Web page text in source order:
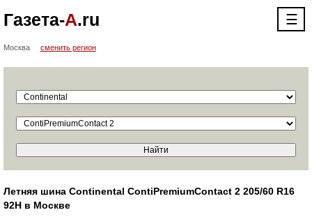
Газета-А.ru ☰
Москва сменить регион
Летняя шина Continental ContiPremiumContact 2 205/60 R16
92H в Москве